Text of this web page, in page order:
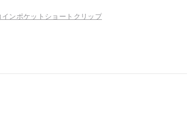
ンポケットショートクリップ